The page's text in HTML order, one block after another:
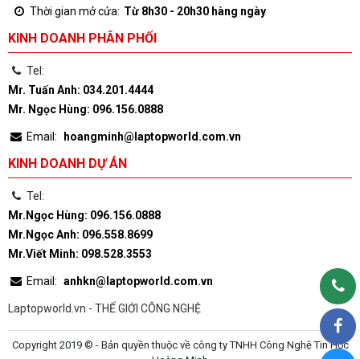
Thời gian mở cửa: Từ 8h30 - 20h30 hàng ngày
KINH DOANH PHÂN PHỐI
Tel:
Mr. Tuấn Anh: 034.201.4444
Mr. Ngọc Hùng: 096.156.0888
Email: hoangminh@laptopworld.com.vn
KINH DOANH DỰ ÁN
Tel:
Mr.Ngọc Hùng: 096.156.0888
Mr.Ngọc Anh: 096.558.8699
Mr.Viết Minh: 098.528.3553
Email: anhkn@laptopworld.com.vn
Laptopworld.vn - THẾ GIỚI CÔNG NGHỆ
Copyright 2019 © - Bản quyền thuộc về công ty TNHH Công Nghệ Tin Học